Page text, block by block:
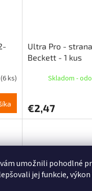
umožnili pohodlné
jej funkcie,
(6 ks)
Ultra Pro -
Beckett - 1 kus
Skladom -
€2,47